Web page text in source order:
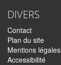
DIVERS
Contact
Plan du site
Mentions légales
Accessibilité